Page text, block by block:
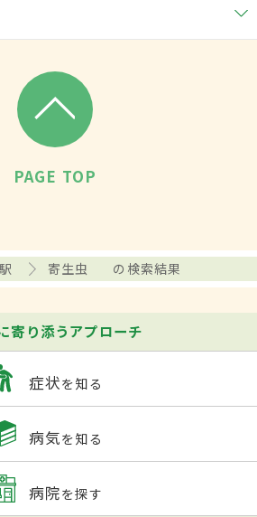
PAGE TOP
寄生虫 の検索結果
寄り添うアプローチ
症状を知る
病気を知る
病院を探す